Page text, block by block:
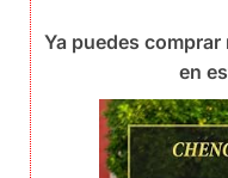
Ya puedes
en